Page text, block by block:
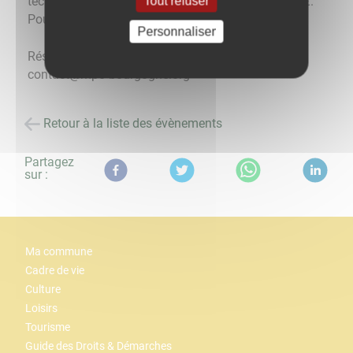
Pour adultes et plus de 12 ans.
Réservation atelier au 03 85 82 77 00 ou
contact@mpo-bourgogne.org
Retour à la liste des évènements
Partagez
sur :
Ma commune
Cadre de vie
Culture
Loisirs
Tourisme
Guide des Droits & Démarches
Personnaliser